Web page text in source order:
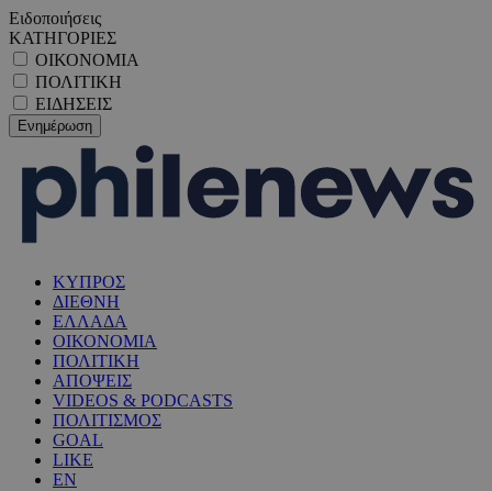
Ειδοποιήσεις
ΚΑΤΗΓΟΡΙΕΣ
ΟΙΚΟΝΟΜΙΑ
ΠΟΛΙΤΙΚΗ
ΕΙΔΗΣΕΙΣ
ΚΥΠΡΟΣ
ΔΙΕΘΝΗ
ΕΛΛΑΔΑ
ΟΙΚΟΝΟΜΙΑ
ΠΟΛΙΤΙΚΗ
ΑΠΟΨΕΙΣ
VIDEOS & PODCASTS
ΠΟΛΙΤΙΣΜΟΣ
GOAL
LIKE
EN